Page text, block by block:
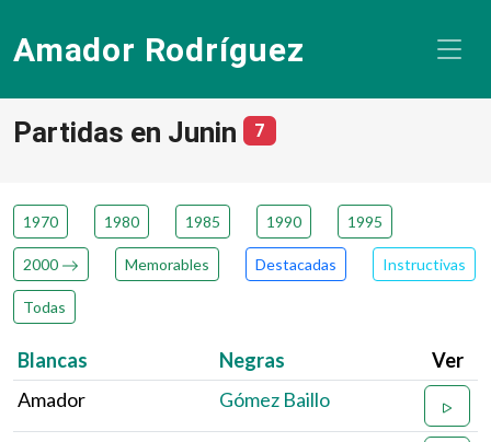
Amador Rodríguez
Partidas en Junin 7número de partidas
1970 1980 1985 1990 1995
2000 Memorables Destacadas Instructivas
Todas
Blancas Negras
Ver
Amador
Gómez Baillo